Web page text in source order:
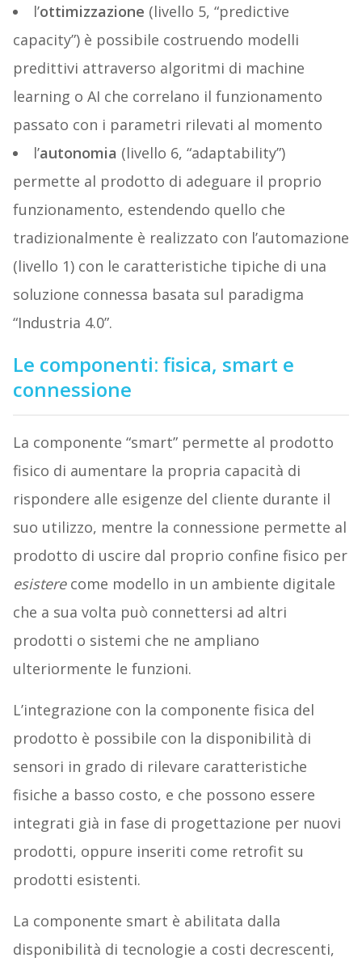
l’ottimizzazione (livello 5, “predictive
capacity”) è possibile costruendo modelli
predittivi attraverso algoritmi di machine
learning o AI che correlano il funzionamento
passato con i parametri rilevati al momento
l’autonomia (livello 6, “adaptability”)
permette al prodotto di adeguare il proprio
funzionamento, estendendo quello che
tradizionalmente è realizzato con l’automazione
(livello 1) con le caratteristiche tipiche di una
soluzione connessa basata sul paradigma
“Industria 4.0”.
Le componenti: fisica, smart e
connessione
La componente “smart” permette al prodotto
fisico di aumentare la propria capacità di
rispondere alle esigenze del cliente durante il
suo utilizzo, mentre la connessione permette al
prodotto di uscire dal proprio confine fisico per
esistere come modello in un ambiente digitale
che a sua volta può connettersi ad altri
prodotti o sistemi che ne ampliano
ulteriormente le funzioni.
L’integrazione con la componente fisica del
prodotto è possibile con la disponibilità di
sensori in grado di rilevare caratteristiche
fisiche a basso costo, e che possono essere
integrati già in fase di progettazione per nuovi
prodotti, oppure inseriti come retrofit su
prodotti esistenti.
La componente smart è abilitata dalla
disponibilità di tecnologie a costi decrescenti,